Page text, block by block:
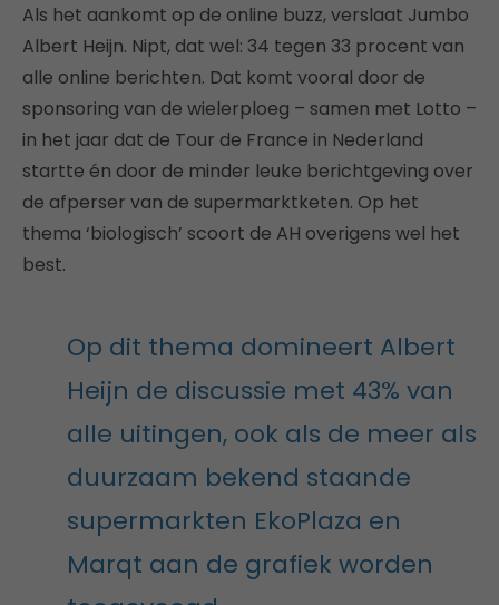
Als het aankomt op de online buzz, verslaat Jumbo
Albert Heijn. Nipt, dat wel: 34 tegen 33 procent van
alle online berichten. Dat komt vooral door de
sponsoring van de wielerploeg – samen met Lotto –
in het jaar dat de Tour de France in Nederland
startte én door de minder leuke berichtgeving over
de afperser van de supermarktketen. Op het
thema ‘biologisch’ scoort de AH overigens wel het
best.
Op dit thema domineert Albert
Heijn de discussie met 43% van
alle uitingen, ook als de meer als
duurzaam bekend staande
supermarkten EkoPlaza en
Marqt aan de grafiek worden